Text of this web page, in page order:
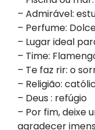
– Admirável:
– Perfume:
– Lugar ideal
– Time:
– Te faz rir: o
– Religião:
– Deus : refúgio
– Por fim, deixe
agradecer